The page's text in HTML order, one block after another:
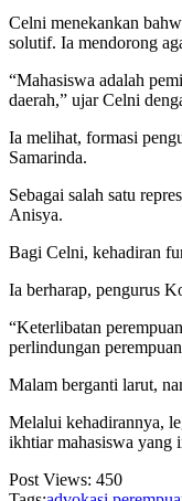
Celni menekankan
solutif. Ia mendorong
“Mahasiswa adalah
daerah,” ujar Celni
Ia melihat, formasi
Samarinda.
Sebagai salah satu
Anisya.
Bagi Celni, kehadiran
Ia berharap, pengurus
“Keterlibatan
perlindungan
Malam berganti larut,
Melalui kehadirannya,
ikhtiar mahasiswa yang
Post Views: 450